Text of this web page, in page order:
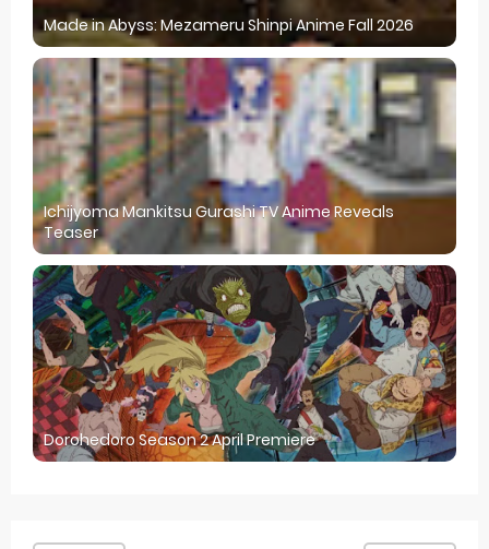
Made in Abyss: Mezameru Shinpi Anime Fall 2026
Ichijyoma Mankitsu Gurashi TV Anime Reveals
Teaser
Dorohedoro Season 2 April Premiere